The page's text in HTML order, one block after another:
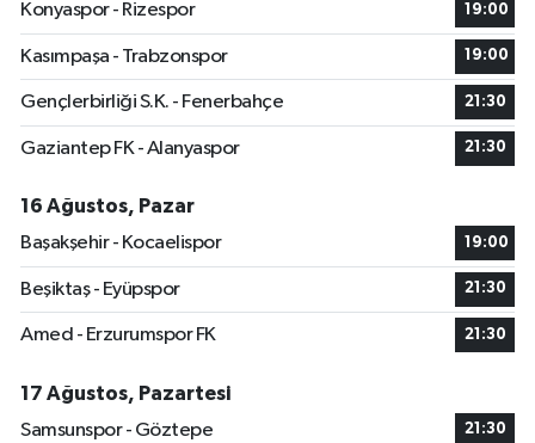
Konyaspor - Rizespor
19:00
Kasımpaşa - Trabzonspor 19:00
Gençlerbirliği S.K. - Fenerbahçe 21:30
Gaziantep FK - Alanyaspor 21:30
16 Ağustos, Pazar
Başakşehir - Kocaelispor
19:00
Beşiktaş - Eyüpspor 21:30
Amed - Erzurumspor FK 21:30
17 Ağustos, Pazartesi
Samsunspor - Göztepe
21:30